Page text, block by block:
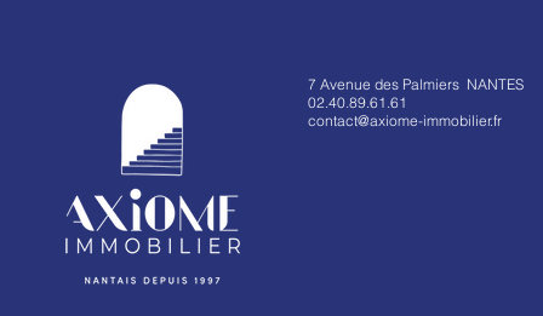
7 Avenue des Palmiers NANTES
02.40.89.61.61
contact@axiome-immobilier.fr